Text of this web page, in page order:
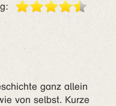
ganz allein
von selbst. Kurze